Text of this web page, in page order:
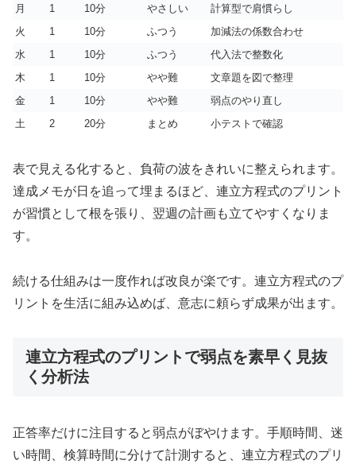
月
1 10分 やさしい
計算型で肩慣らし
火
1 10分 ふつう
加減法の係数合わせ
水
1 10分 ふつう
代入法で整数化
木
1 10分 やや難
文章題を図で整理
金
1 10分 やや難
弱点のやり直し
土
2 20分 まとめ 小テストで確認
表で見える化すると、負荷の波をきれいに整えられます。
達成メモが日を追って埋まるほど、連立方程式のプリント
が習慣として根を張り、翌週の計画も立てやすくなりま
す。
続ける仕組みは一度作れば改良が楽です。連立方程式のプ
リントを生活に組み込めば、意志に頼らず成果が出ます。
連立方程式のプリントで弱点を素早く見抜
く分析法
正答率だけに注目すると弱点がぼやけます。手順時間、迷
い時間、検算時間に分けて計測すると、連立方程式のプリ